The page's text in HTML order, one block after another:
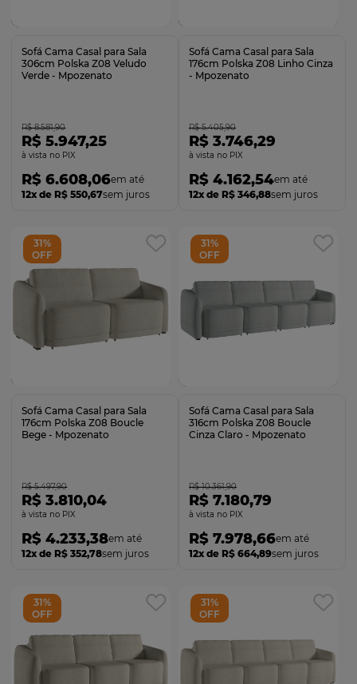
Sofá Cama Casal para Sala
306cm Polska Z08 Veludo
Verde - Mpozenato
R$ 5.947,25
no PIX
R$ 8.581,90
R$ 6.608,06
12x de R$ 550,67sem juros
Sofá Cama Casal para Sala
176cm Polska Z08 Linho Cinza
- Mpozenato
R$ 3.746,29
no PIX
R$ 5.405,90
R$ 4.162,54
12x de R$ 346,88sem juros
31%
OFF
Sofá Cama Casal para Sala
176cm Polska Z08 Boucle
Bege - Mpozenato
R$ 3.810,04
no PIX
R$ 5.497,90
R$ 4.233,38
12x de R$ 352,78sem juros
31%
OFF
Sofá Cama Casal para Sala
316cm Polska Z08 Boucle
Cinza Claro - Mpozenato
R$ 7.180,79
no PIX
R$ 10.361,90
R$ 7.978,66
12x de R$ 664,89sem juros
31%
OFF
31%
OFF